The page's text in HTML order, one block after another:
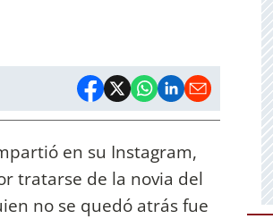
en su Instagram,
tratarse de la novia del
no se quedó atrás fue